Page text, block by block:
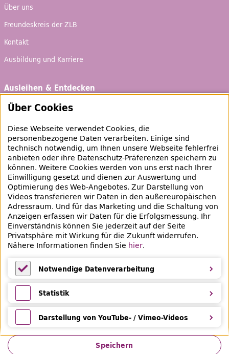
Über uns
Freundeskreis der ZLB
Kontakt
Ausbildung und Karriere
Ausleihen & Entdecken
Schaufenster
Bibliotheksausweis
Highlights
Veranstaltungen & Lernangebote
Veranstaltungsübersicht
Lern- und Beratungsangebote
Eltern & Kinder
Ferien
Medientipps und Angebote
Über Cookies
Diese Webseite verwendet Cookies, die
personenbezogene Daten verarbeiten. Einige sind
technisch notwendig, um Ihnen unsere Webseite fehlerfrei
anbieten oder ihre Datenschutz-Präferenzen speichern zu
können. Weitere Cookies werden von uns erst nach Ihrer
Einwilligung gesetzt und dienen zur Auswertung und
Optimierung desWeb-Angebotes. Zur Darstellung von
Videos transferieren wir Daten in den außereuropäischen
Adressraum. Und für das Marketing und die Schaltung von
Anzeigen erfassen wir Daten für die Erfolgsmessung. Ihr
Einverständnis können Sie jederzeit auf der Seite
Privatsphäre mit Wirkung für die Zukunft widerrufen.
Nähere Informationen finden Sie hier.
Notwendige Datenverarbeitung
Notwendige Datenverarbeitung
Statistik
StatistikDarstellung von YouTube- / Vimeo-Videos
Darstellung von YouTube- / Vimeo-Videos
Speichern